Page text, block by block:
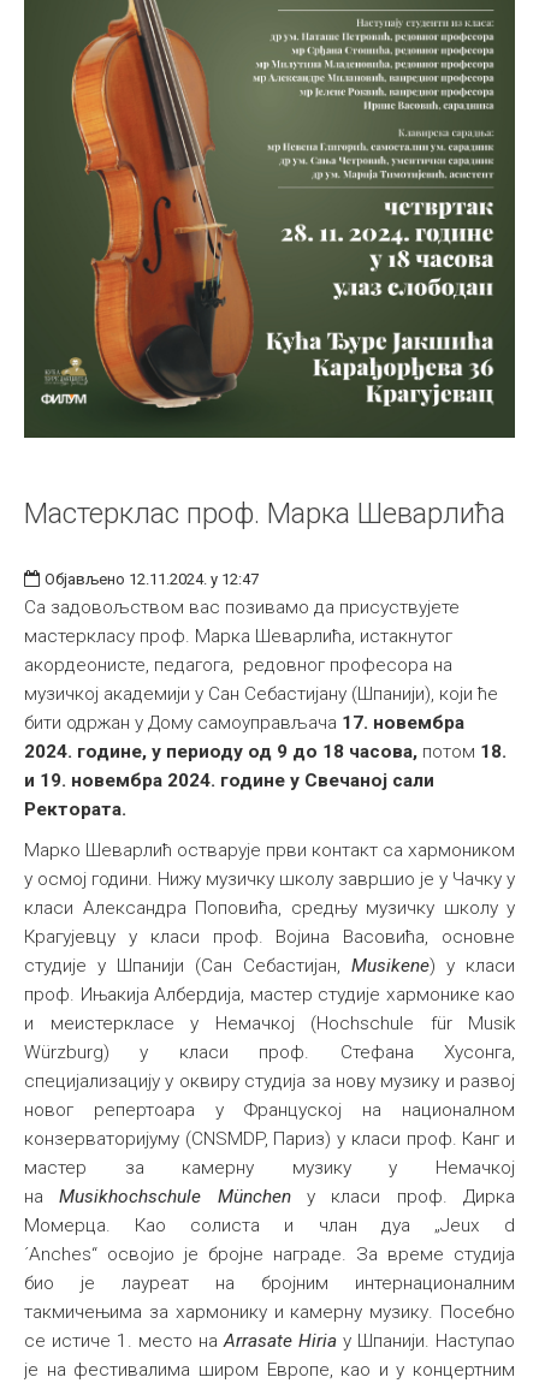
Мастерклас проф. Марка Шеварлића
Објављено 12.11.2024. у 12:47
Са задовољством вас позивамо да присуствујете
мастеркласу проф. Марка Шеварлића, истакнутог
акордеонисте, педагога, редовног професора на
музичкој академији у Сан Себастијану (Шпанији), који ће
бити одржан у Дому самоуправљача 17. новембра
2024. године, у периоду од 9 до 18 часова, потом 18.
и 19. новембра 2024. године у Свечаној сали
Ректората.
Марко Шеварлић остварује први контакт са хармоником
у осмој години. Нижу музичку школу завршио је у Чачку у
класи Александра Поповића, средњу музичку школу у
Крагујевцу у класи проф. Војина Васовића, основне
студије у Шпанији (Сан Себастијан, Musikene) у класи
проф. Ињакија Албердија, мастер студије хармонике као
и меистеркласе у Немачкој (Hochschule für Musik
Würzburg) у класи проф. Стефана Хусонга,
специјализацију у оквиру студија за нову музику и развој
новог репертоара у Француској на националном
конзерваторијуму (CNSMDP, Париз) у класи проф. Канг и
мастер за камерну музику у Немачкој
наMusikhochschule Münchenу класи проф. Дирка
Момерца. Као солиста и члан дуа „Jeux d
´Anches“ освојио је бројне награде. За време студија
био је лауреат на бројним интернационалним
такмичењима за хармонику и камерну музику. Посебно
се истиче 1. место наArrasate Hiria у Шпанији. Наступао
је на фестивалима широм Европе, као и у концертним